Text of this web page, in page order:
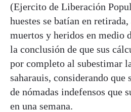
(Ejercito de Liberación
huestes se batían en retirada,
muertos y heridos en medio
la conclusión de que sus
por completo al subestimar
saharauis, considerando que
de nómadas indefensos que
en una semana.